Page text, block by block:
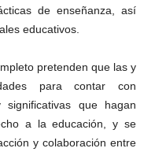
de enseñanza, así
educativos.
pretenden que las y
para contar con
significativas que hagan
a la educación, y se
y colaboración entre